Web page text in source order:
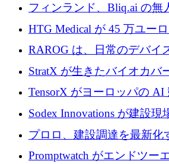
フィンランド、Bliq.ai の無
認可
HTG Medical が 45 万ユー
尿モニタリングを自動化す
証を獲得
RAROG は、日常のデバイ
助ビーコンに変えるために
StratX が生きたバイオカバ
ン対策に 119 万ドルを調達
TensorX がヨーロッパの AI
有者によって決まると考え
Sodex Innovations が建設現
のインテリジェンスをもた
ユーロを確保
プロロ、建設調達を最新化
ンドを調達
Promptwatch がエンドツー